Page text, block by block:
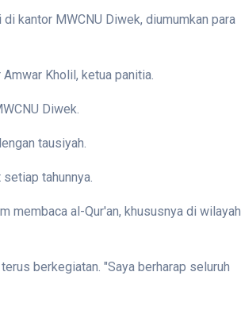
kantor MWCNU Diwek, diumumkan para
Kholil, ketua panitia.
Diwek.
tausiyah.
tahunnya.
membaca al-Qur'an, khususnya di wilayah
berkegiatan. "Saya berharap seluruh